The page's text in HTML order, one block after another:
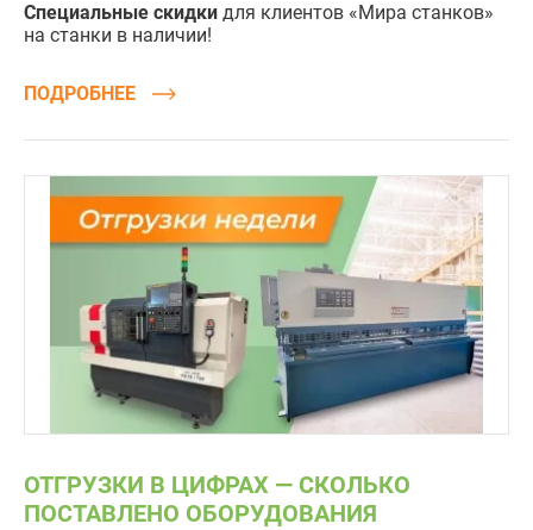
Специальные скидки для клиентов «Мира станков»
на станки в наличии!
ПОДРОБНЕЕ
ОТГРУЗКИ В ЦИФРАХ — СКОЛЬКО
ПОСТАВЛЕНО ОБОРУДОВАНИЯ